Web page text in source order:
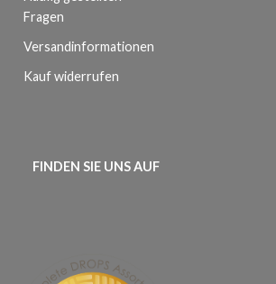
Fragen
Versandinformationen
Kauf widerrufen
FINDEN SIE UNS AUF